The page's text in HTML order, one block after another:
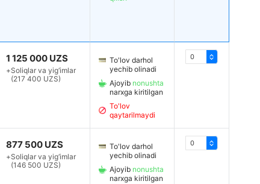
1 125 000 UZS
+Soliqlar va yig‘imlar
(217 400 UZS)
877 500 UZS
+Soliqlar va yig‘imlar
(146 500 UZS)
To'lov darhol
yechib olinadi
Ajoyib nonushta
narxga kiritilgan
To'lov
qaytarilmaydi
To'lov darhol
yechib olinadi
Ajoyib nonushta
narxga kiritilgan